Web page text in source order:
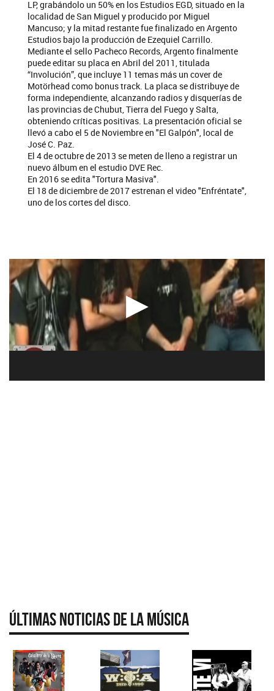
LP, grabándolo un 50% en los Estudios EGD, situado en la
localidad de San Miguel y producido por Miguel
Mancuso; y la mitad restante fue finalizado en Argento
Estudios bajo la producción de Ezequiel Carrillo.
Mediante el sello Pacheco Records, Argento finalmente
puede editar su placa en Abril del 2011, titulada
“Involución”, que incluye 11 temas más un cover de
Motörhead como bonus track. La placa se distribuye de
forma independiente, alcanzando radios y disquerías de
las provincias de Chubut, Tierra del Fuego y Salta,
obteniendo críticas positivas. La presentación oficial se
llevó a cabo el 5 de Noviembre en "El Galpón", local de
José C. Paz.
El 4 de octubre de 2013 se meten de lleno a registrar un
nuevo álbum en el estudio DVE Rec.
En 2016 se edita "Tortura Masiva".
El 18 de diciembre de 2017 estrenan el video "Enfréntate",
uno de los cortes del disco.
Últimas Noticias de la Música